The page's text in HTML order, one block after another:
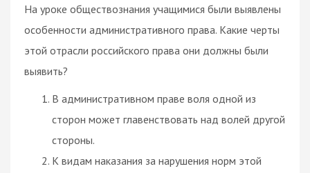
На уроке обществознания учащимися были выявлены
особенности административного права. Какие черты
этой отрасли российского права они должны были
выявить?
В административном праве воля одной из
сторон может главенствовать над волей другой
стороны.
К видам наказания за нарушения норм этой